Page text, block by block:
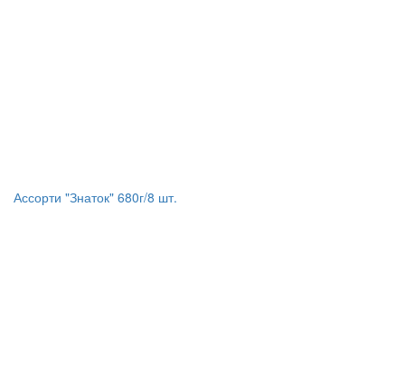
Ассорти "Знаток" 680г/8 шт.